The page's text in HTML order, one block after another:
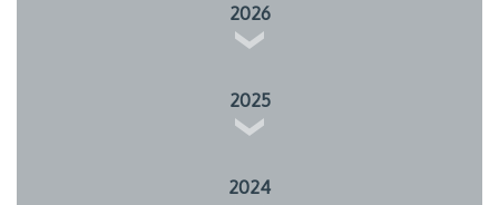
2026
2025
2024